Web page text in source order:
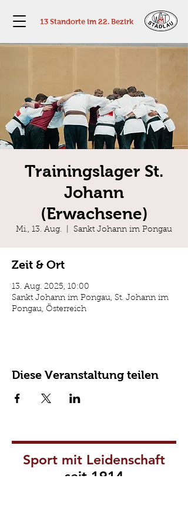
13 Standorte im 22. Bezirk
Trainingslager St.
Johann
(Erwachsene)
Mi., 13. Aug. Sankt Johann im Pongau
Zeit & Ort
13. Aug. 2025, 10:00
Sankt Johann im Pongau, St. Johann im
Pongau, Österreich
Diese Veranstaltung teilen
Sport mit Leidenschaft
seit 1914